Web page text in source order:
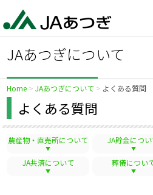
JAあつぎについて
Home JAあつぎについて よくある質問
よくある質問
農産物・直売所について JA貯金につ
JA共済について 葬儀につい